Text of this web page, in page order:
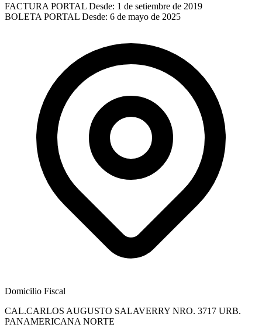
FACTURA PORTAL Desde: 1 de setiembre de 2019
BOLETA PORTAL Desde: 6 de mayo de 2025
Domicilio Fiscal
CAL.CARLOS AUGUSTO SALAVERRY NRO. 3717 URB.
PANAMERICANA NORTE